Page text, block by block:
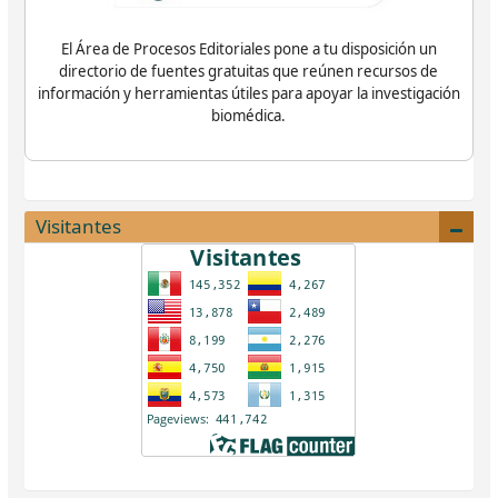
El Área de Procesos Editoriales pone a tu disposición un
directorio de fuentes gratuitas que reúnen recursos de
información y herramientas útiles para apoyar la investigación
biomédica.
Visitantes